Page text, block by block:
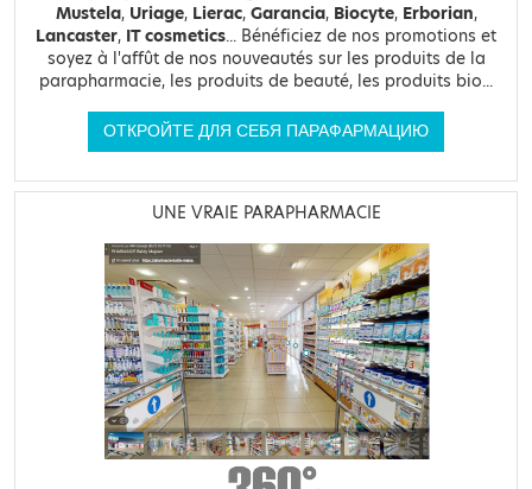
Mustela, Uriage, Lierac, Garancia, Biocyte, Erborian,
Lancaster, IT cosmetics... Bénéficiez de nos promotions et
soyez à l'affût de nos nouveautés sur les produits de la
parapharmacie, les produits de beauté, les produits bio...
ОТКРОЙТЕ ДЛЯ СЕБЯ ПАРАФАРМАЦИЮ
UNE VRAIE PARAPHARMACIE